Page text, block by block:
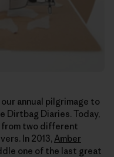
annual pilgrimage to
Dirtbag Diaries. Today,
from two different
In 2013, Amber
one of the last great